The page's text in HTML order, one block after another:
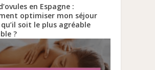
en Espagne :
optimiser mon séjour
soit le plus agréable
?